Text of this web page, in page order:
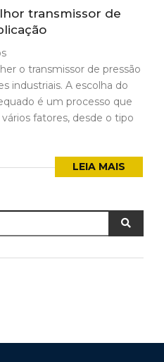
transmissor de
o transmissor de pressão
industriais. A escolha do
é um processo que
fatores, desde o tipo
LEIA MAIS